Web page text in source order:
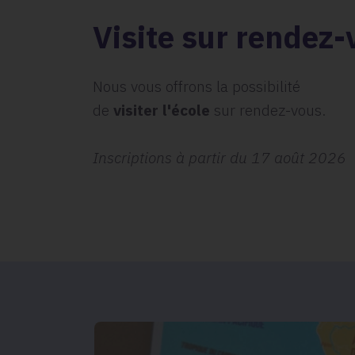
Visite sur rendez-
Nous vous offrons la possibilité
de visiter l'école sur rendez-vous.
Inscriptions à partir du 17 août 2026